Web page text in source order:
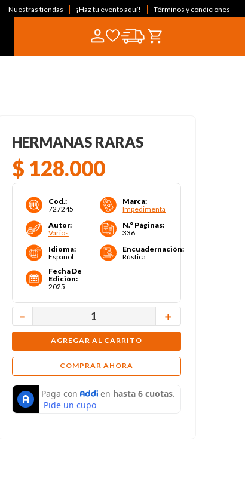
Nuestras tiendas ¡Haz tu evento aquí! Términos y condiciones
HERMANAS RARAS
$ 128.000
Cod.:
727245
Marca:
Impedimenta
Autor:
Varios
N.° Páginas:
336
Idioma:
Español
Encuadernación:
Rústica
Fecha De
Edición:
2025
＋
－
AGREGAR AL CARRITO
COMPRAR AHORA